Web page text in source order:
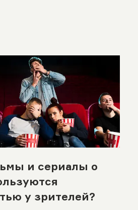
и сериалы о
у зрителей?